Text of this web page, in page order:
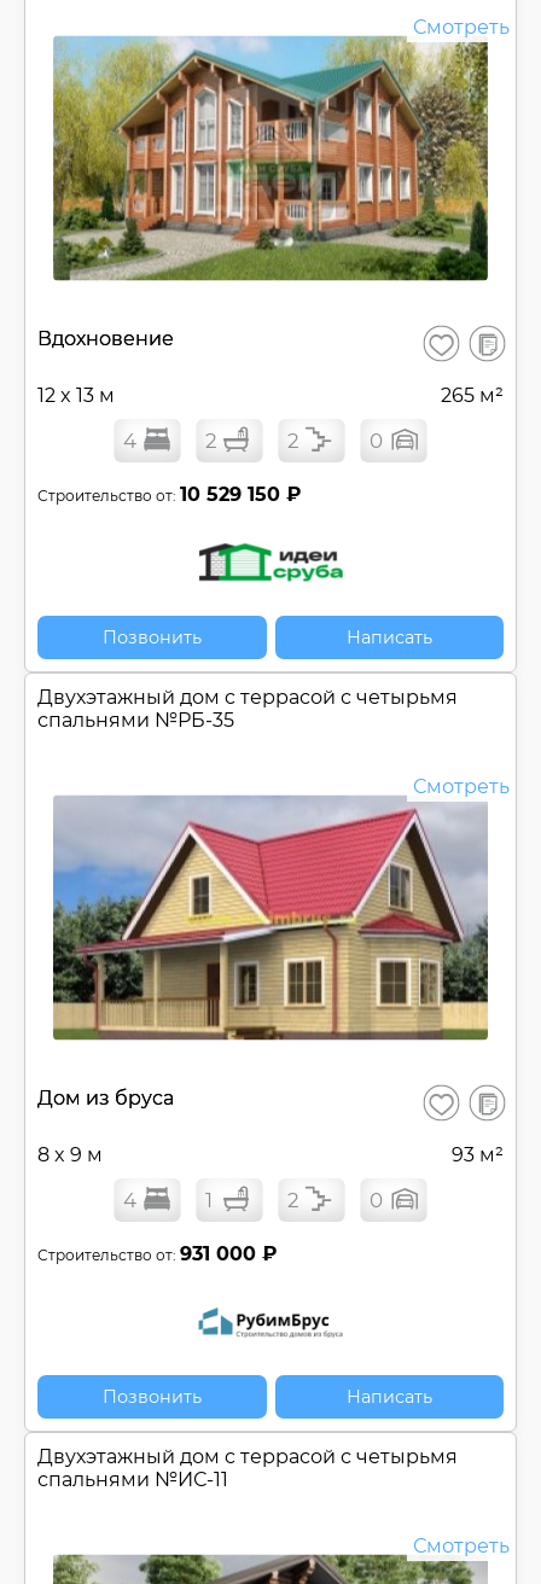
Смотреть
Вдохновение Сохранить
В
12 x 13 м 265 м²
4 2 2 0
Строительство от: 10 529 150 ₽
Позвонить Написать
Двухэтажный дом c террасой с четырьмя
спальнями №РБ-35
Смотреть
Дом из бруса Сохранить
В
8 x 9 м 93 м²
4 1 2 0
Строительство от: 931 000 ₽
Позвонить Написать
Двухэтажный дом c террасой с четырьмя
спальнями №ИС-11
Смотреть